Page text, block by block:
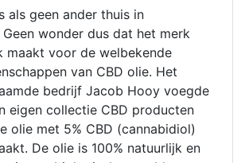
als geen ander thuis in
wonder dus dat het merk
maakt voor de welbekende
van CBD olie. Het
bedrijf Jacob Hooy voegde
eigen collectie CBD producten
olie met 5% CBD (cannabidiol)
De olie is 100% natuurlijk en